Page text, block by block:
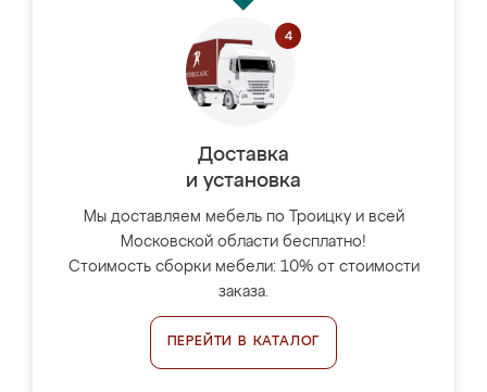
Доставка
и установка
Мы доставляем мебель по Троицку и всей
Московской области бесплатно!
Стоимость сборки мебели: 10% от стоимости
заказа.
ПЕРЕЙТИ В КАТАЛОГ